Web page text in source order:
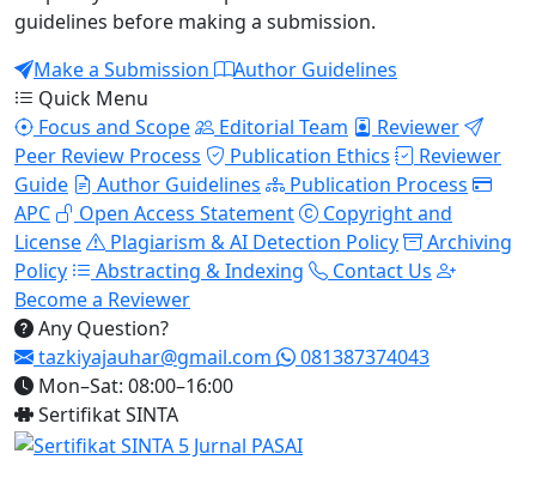
guidelines before making a submission.
Make a Submission
Author Guidelines
Quick Menu
Focus and Scope
Editorial Team
Reviewer
Peer Review Process
Publication Ethics
Reviewer
Guide
Author Guidelines
Publication Process
APC
Open Access Statement
Copyright and
License
Plagiarism & AI Detection Policy
Archiving
Policy
Abstracting & Indexing
Contact Us
Become a Reviewer
Any Question?
tazkiyajauhar@gmail.com
081387374043
Mon–Sat: 08:00–16:00
Sertifikat SINTA